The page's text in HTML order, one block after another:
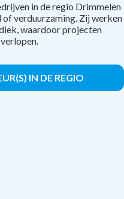
in de regio Drimmelen
verduurzaming. Zij werken
waardoor projecten
IN DE REGIO